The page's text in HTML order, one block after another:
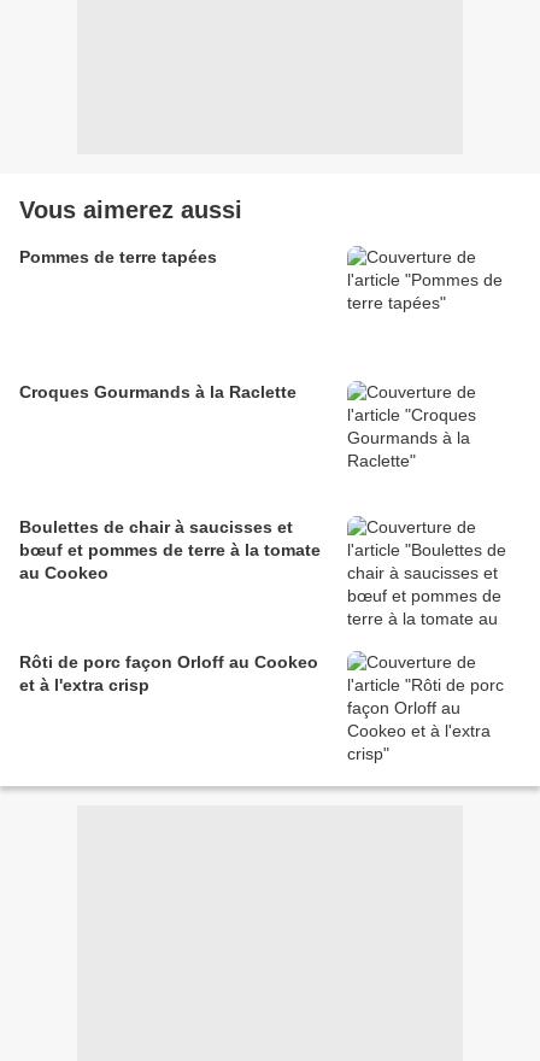
Vous aimerez aussi
Pommes de terre tapées
Croques Gourmands à la Raclette
Boulettes de chair à saucisses et
bœuf et pommes de terre à la tomate
au Cookeo
Rôti de porc façon Orloff au Cookeo
et à l'extra crisp